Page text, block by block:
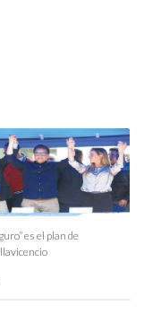
es el plan de